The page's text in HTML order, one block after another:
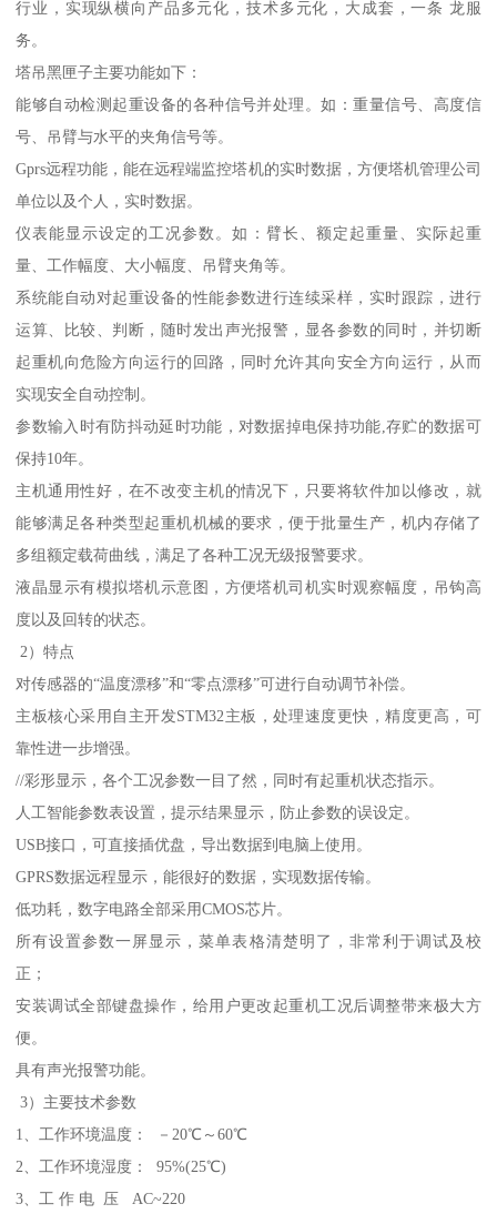
行业，实现纵横向产品多元化，技术多元化，大成套，一条 龙服
务。
塔吊黑匣子主要功能如下：
能够自动检测起重设备的各种信号并处理。如：重量信号、高度信
号、吊臂与水平的夹角信号等。
Gprs远程功能，能在远程端监控塔机的实时数据，方便塔机管理公司
单位以及个人，实时数据。
仪表能显示设定的工况参数。如：臂长、额定起重量、实际起重
量、工作幅度、大小幅度、吊臂夹角等。
系统能自动对起重设备的性能参数进行连续采样，实时跟踪，进行
运算、比较、判断，随时发出声光报警，显各参数的同时，并切断
起重机向危险方向运行的回路，同时允许其向安全方向运行，从而
实现安全自动控制。
参数输入时有防抖动延时功能，对数据掉电保持功能,存贮的数据可
保持10年。
主机通用性好，在不改变主机的情况下，只要将软件加以修改，就
能够满足各种类型起重机机械的要求，便于批量生产，机内存储了
多组额定载荷曲线，满足了各种工况无级报警要求。
液晶显示有模拟塔机示意图，方便塔机司机实时观察幅度，吊钩高
度以及回转的状态。
2）特点
对传感器的“温度漂移”和“零点漂移”可进行自动调节补偿。
主板核心采用自主开发STM32主板，处理速度更快，精度更高，可
靠性进一步增强。
//彩形显示，各个工况参数一目了然，同时有起重机状态指示。
人工智能参数表设置，提示结果显示，防止参数的误设定。
USB接口，可直接插优盘，导出数据到电脑上使用。
GPRS数据远程显示，能很好的数据，实现数据传输。
低功耗，数字电路全部采用CMOS芯片。
所有设置参数一屏显示，菜单表格清楚明了，非常利于调试及校
正；
安装调试全部键盘操作，给用户更改起重机工况后调整带来极大方
便。
具有声光报警功能。
3）主要技术参数
1、工作环境温度： －20℃～60℃
2、工作环境湿度： 95%(25℃)
3、工 作 电 压 AC~220